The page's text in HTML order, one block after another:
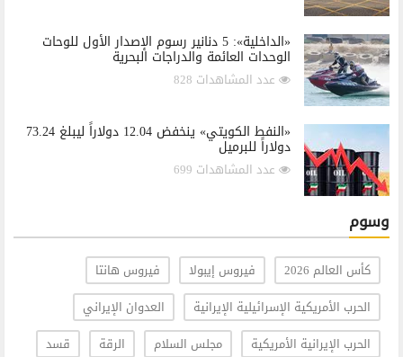
«الداخلية»: 5 دنانير رسوم الإصدار الأول للوحات
الوحدات العائمة والدراجات البحرية
عدد المشاهدات 828
«النفط الكويتي» ينخفض 12.04 دولاراً ليبلغ 73.24
دولاراً للبرميل
عدد المشاهدات 699
وسوم
كأس العالم 2026 فيروس إيبولا
فيروس هانتا
الحرب الأمريكية الإسرائيلية الإيرانية
العدوان الإيراني
الحرب الإيرانية الأمريكية
مجلس السلام الرقة
قسد